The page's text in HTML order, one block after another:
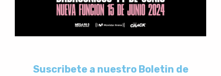
Suscribete a nuestro Boletin de